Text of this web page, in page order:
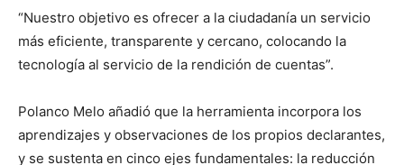
“Nuestro objetivo es ofrecer a la ciudadanía un servicio
más eficiente, transparente y cercano, colocando la
tecnología al servicio de la rendición de cuentas”.
Polanco Melo añadió que la herramienta incorpora los
aprendizajes y observaciones de los propios declarantes,
y se sustenta en cinco ejes fundamentales: la reducción